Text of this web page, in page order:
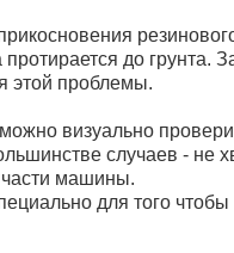
до грунта.
этой проблемы.
визуально
случаев - не
части машины.
для того